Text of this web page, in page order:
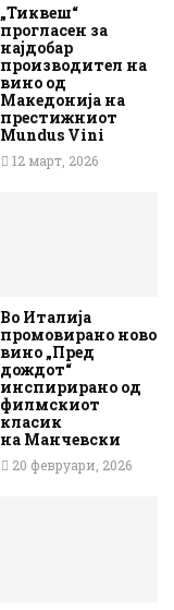
„Тиквеш“
прогласен за
најдобар
производител на
вино од
Македонија на
престижниот
Mundus Vini
12 март, 2026
Во Италија
промовирано ново
вино „Пред
дождот“
инспирирано од
филмскиот
класик
на Манчевски
20 февруари, 2026